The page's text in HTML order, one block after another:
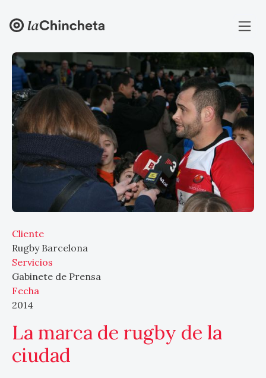
Cliente
Rugby Barcelona
Servicios
Gabinete de Prensa
Fecha
2014
La marca de rugby de la
ciudad